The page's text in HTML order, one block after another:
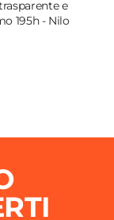
e
195h - Nilo